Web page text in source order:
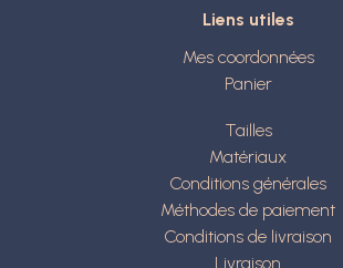
Liens utiles
Mes coordonnées
Panier
Tailles
Matériaux
Conditions générales
Méthodes de paiement
Conditions de livraison
Livraison